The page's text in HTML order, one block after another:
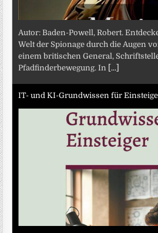
Autor: Baden-Powell, Robert.
Welt der Spionage durch die Augen
einem britischen General,
Pfadfinderbewegung. In [...]
IT- und KI-Grundwissen für